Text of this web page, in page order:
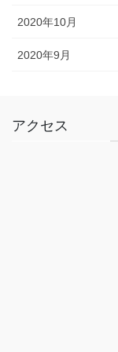
2020年10月
2020年9月
アクセス